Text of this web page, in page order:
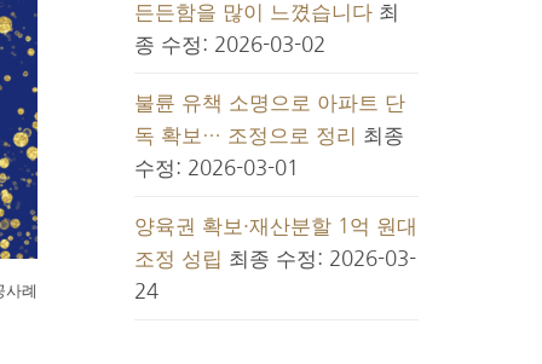
사례
든든함을 많이 느꼈습니다 최
종 수정: 2026-03-02
불륜 유책 소명으로 아파트 단
독 확보… 조정으로 정리 최종
수정: 2026-03-01
양육권 확보·재산분할 1억 원대
조정 성립 최종 수정: 2026-03-
24